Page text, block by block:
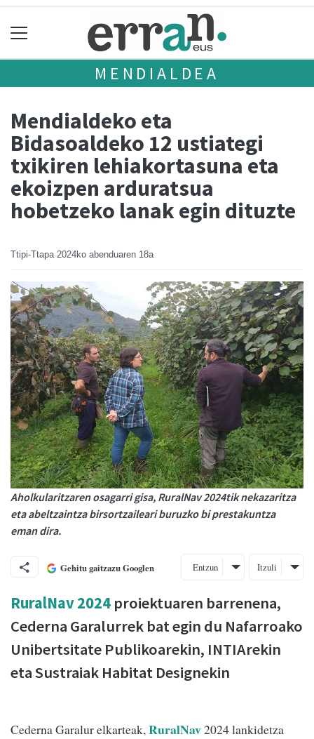
MENDIALDEA
Mendialdeko eta
Bidasoaldeko 12 ustiategi
txikiren lehiakortasuna eta
ekoizpen arduratsua
hobetzeko lanak egin dituzte
Ttipi-Ttapa 2024ko abenduaren 18a
Aholkularitzaren osagarri gisa, RuralNav 2024tik nekazaritza
eta abeltzaintza birsortzaileari buruzko bi prestakuntza
eman dira.
Gehitu gaitzazu Googlen Entzun Itzuli
RuralNav 2024 proiektuaren barrenena,
Cederna Garalurrek bat egin du Nafarroako
Unibertsitate Publikoarekin, INTIArekin
eta Sustraiak Habitat Designekin
Cederna Garalur elkarteak,RuralNav2024 lankidetza